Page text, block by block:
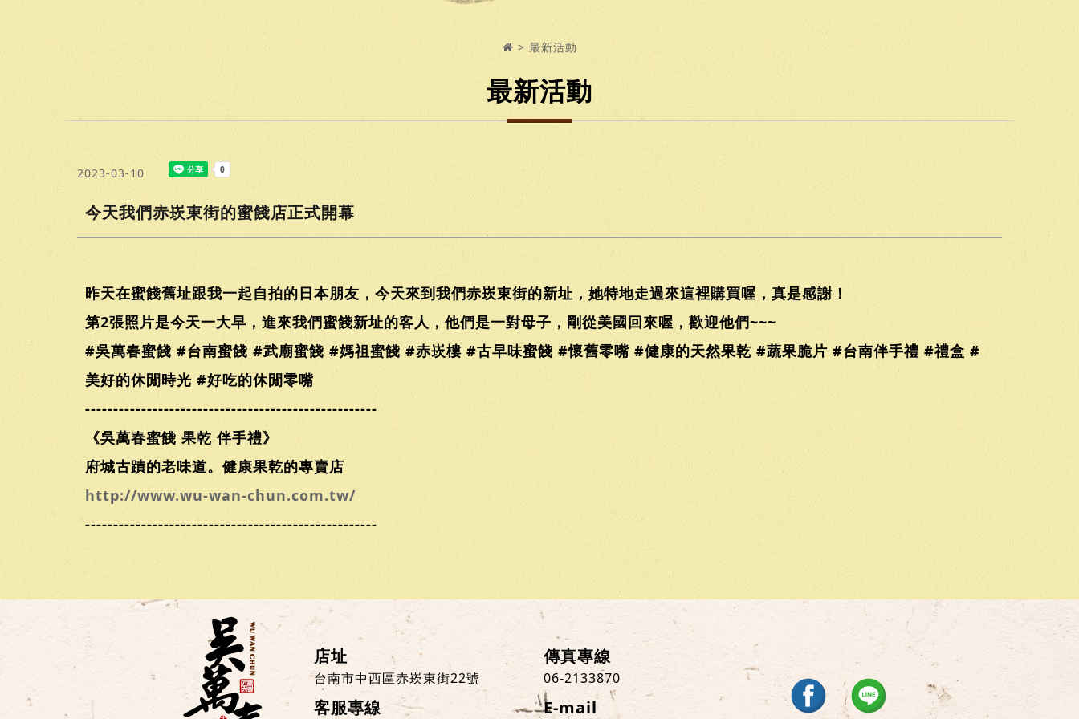
最新活動
最新活動
2023-03-10
今天我們赤崁東街的蜜餞店正式開幕
昨天在蜜餞舊址跟我一起自拍的日本朋友，今天來到我們赤崁東街的新址，她特地走過來這裡購買喔，真是感謝！
第2張照片是今天一大早，進來我們蜜餞新址的客人，他們是一對母子，剛從美國回來喔，歡迎他們~~~
#吳萬春蜜餞 #台南蜜餞 #武廟蜜餞 #媽祖蜜餞 #赤崁樓 #古早味蜜餞 #懷舊零嘴 #健康的天然果乾 #蔬果脆片 #台南伴手禮 #禮盒 #
美好的休閒時光 #好吃的休閒零嘴
----------------------------------------------------
《吳萬春蜜餞 果乾 伴手禮》
府城古蹟的老味道。健康果乾的專賣店
http://www.wu-wan-chun.com.tw/
----------------------------------------------------
店址
台南市中西區赤崁東街22號
傳真專線
06-2133870
客服專線 E-mail